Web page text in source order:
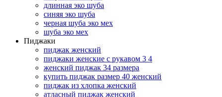
длинная эко шуба
синяя эко шуба
черная шуба эко мех
шуба эко мех
Пиджаки
пиджак женский
пиджаки женские с рукавом 3 4
женский пиджак 34 размера
купить пиджак размер 40 женский
пиджак из хлопка женский
атласный пиджак женский